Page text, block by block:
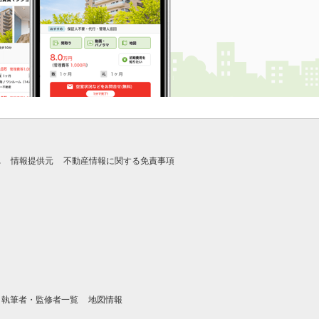
情報提供元 不動産情報に関する免責事項
執筆者・監修者一覧 地図情報